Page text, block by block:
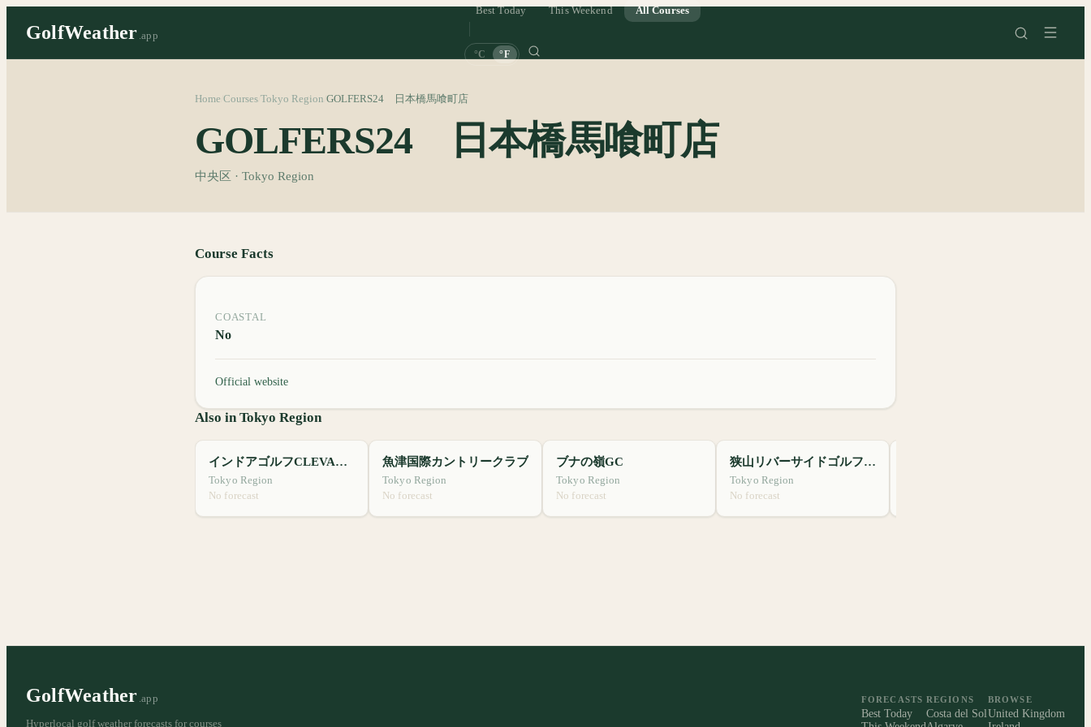
GolfWeather .app
Best Today This Weekend All Courses
°C °F
Home Courses Tokyo Region GOLFERS24 日本橋馬喰町店
GOLFERS24 日本橋馬喰町店
中央区 · Tokyo Region
Course Facts
COASTAL
No
Official website
Also in Tokyo Region
インドアゴルフCLEVALE24
Tokyo Region
No forecast
魚津国際カントリークラブ
Tokyo Region
No forecast
ブナの嶺GC
Tokyo Region
No forecast
狭山リバーサイドゴルフコース
Tokyo Region
No forecast
GolfWeather .app
Hyperlocal golf weather forecasts for courses
FORECASTS
Best Today
REGIONS
Costa del Sol
BROWSE
United Kingdom